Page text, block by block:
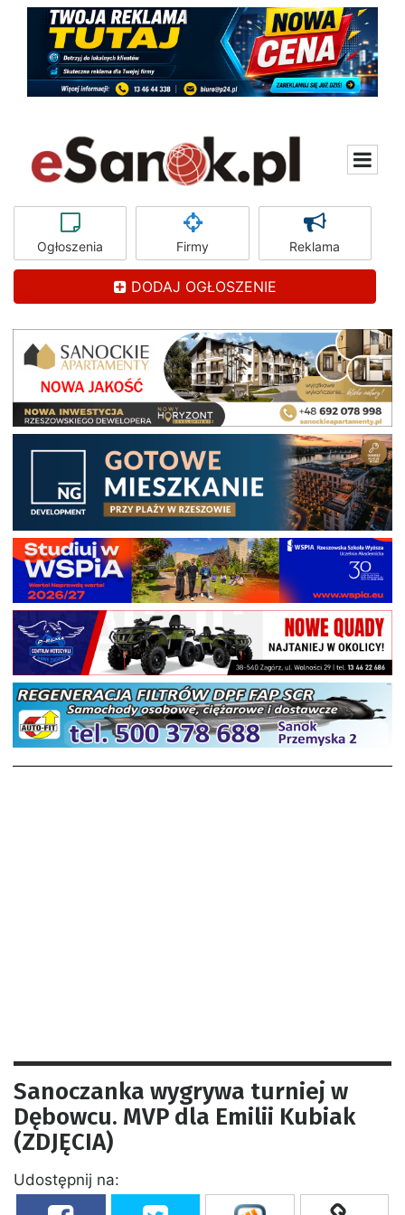
Ogłoszenia Firmy Reklama
DODAJ OGŁOSZENIE
Sanoczanka wygrywa turniej w
Dębowcu. MVP dla Emilii Kubiak
(ZDJĘCIA)
Udostępnij na: